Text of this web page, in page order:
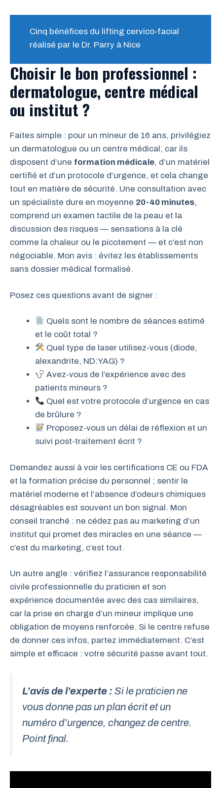
Cinq bénéfices du lifting cervico-facial
réalisé par le Dr. Parry à Nice
Choisir le bon professionnel :
dermatologue, centre médical
ou institut ?
Faites simple : pour un mineur de 16 ans, privilégiez
un dermatologue ou un centre médical, car ils
disposent d’une formation médicale, d’un matériel
certifié et d’un protocole d’urgence, et cela change
tout en matière de sécurité. Une consultation avec
un spécialiste dure en moyenne 20-40 minutes,
comprend un examen tactile de la peau et la
discussion des risques — sensations à la clé
comme la chaleur ou le picotement — et c’est non
négociable. Mon avis : évitez les établissements
sans dossier médical formalisé.
Posez ces questions avant de signer :
Quels sont le nombre de séances estimé
et le coût total ?
Quel type de laser utilisez-vous (diode,
alexandrite, ND:YAG) ?
Avez-vous de l’expérience avec des
patients mineurs ?
Quel est votre protocole d’urgence en cas
de brûlure ?
Proposez-vous un délai de réflexion et un
suivi post-traitement écrit ?
Demandez aussi à voir les certifications CE ou FDA
et la formation précise du personnel ; sentir le
matériel moderne et l’absence d’odeurs chimiques
désagréables est souvent un bon signal. Mon
conseil tranché : ne cédez pas au marketing d’un
institut qui promet des miracles en une séance —
c’est du marketing, c’est tout.
Un autre angle : vérifiez l’assurance responsabilité
civile professionnelle du praticien et son
expérience documentée avec des cas similaires,
car la prise en charge d’un mineur implique une
obligation de moyens renforcée. Si le centre refuse
de donner ces infos, partez immédiatement. C’est
simple et efficace : votre sécurité passe avant tout.
L’avis de l’experte : Si le praticien ne
vous donne pas un plan écrit et un
numéro d’urgence, changez de centre.
Point final.